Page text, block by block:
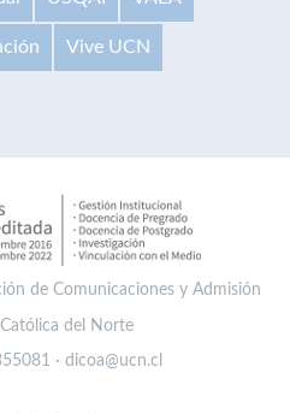
Vive UCN
de Comunicaciones y Admisión
del Norte
· dicoa@ucn.cl